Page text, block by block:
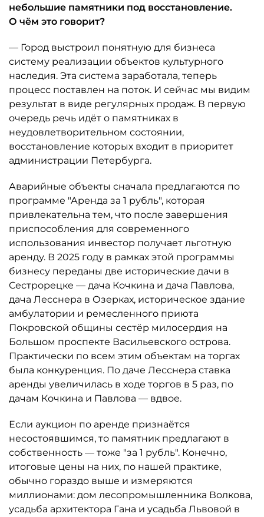
небольшие памятники под восстановление.
О чём это говорит?
— Город выстроил понятную для бизнеса
систему реализации объектов культурного
наследия. Эта система заработала, теперь
процесс поставлен на поток. И сейчас мы видим
результат в виде регулярных продаж. В первую
очередь речь идёт о памятниках в
неудовлетворительном состоянии,
восстановление которых входит в приоритет
администрации Петербурга.
Аварийные объекты сначала предлагаются по
программе "Аренда за 1 рубль", которая
привлекательна тем, что после завершения
приспособления для современного
использования инвестор получает льготную
аренду. В 2025 году в рамках этой программы
бизнесу переданы две исторические дачи в
Сестрорецке — дача Кочкина и дача Павлова,
дача Лесснера в Озерках, историческое здание
амбулатории и ремесленного приюта
Покровской общины сестёр милосердия на
Большом проспекте Васильевского острова.
Практически по всем этим объектам на торгах
была конкуренция. По даче Лесснера ставка
аренды увеличилась в ходе торгов в 5 раз, по
дачам Кочкина и Павлова — вдвое.
Если аукцион по аренде признаётся
несостоявшимся, то памятник предлагают в
собственность — тоже "за 1 рубль". Конечно,
итоговые цены на них, по нашей практике,
обычно гораздо выше и измеряются
миллионами: дом лесопромышленника Волкова,
усадьба архитектора Гана и усадьба Львовой в